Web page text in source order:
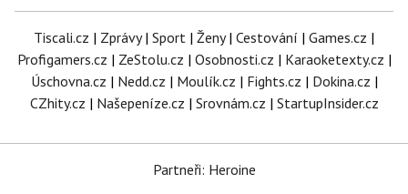
Tiscali.cz | Zprávy| Sport | Ženy| Cestování | Games.cz |
Profigamers.cz | ZeStolu.cz | Osobnosti.cz | Karaoketexty.cz |
Úschovna.cz | Nedd.cz | Moulík.cz | Fights.cz | Dokina.cz |
CZhity.cz | Našepeníze.cz | Srovnám.cz | StartupInsider.cz
Partneři: Heroine